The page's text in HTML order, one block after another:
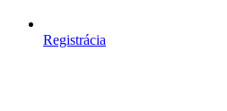
Registrácia